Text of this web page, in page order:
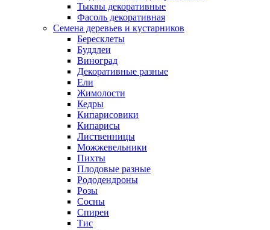
Тыквы декоративные
Фасоль декоративная
Семена деревьев и кустарников
Бересклеты
Буддлеи
Виноград
Декоративные разные
Ели
Жимолости
Кедры
Кипарисовики
Кипарисы
Лиственницы
Можжевельники
Пихты
Плодовые разные
Рододендроны
Розы
Сосны
Спиреи
Тис